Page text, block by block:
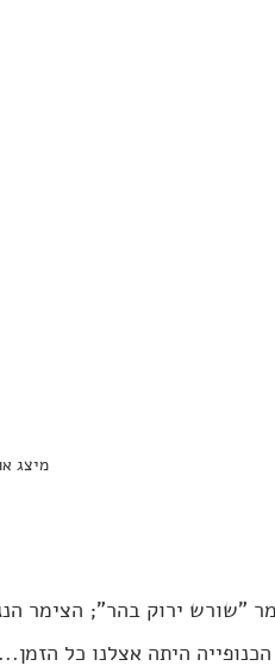
מיצג
"שורש ירוק בהר"; הצימר
היתה אצלנו כל